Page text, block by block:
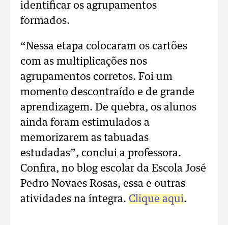
identificar os agrupamentos
formados.
“Nessa etapa colocaram os cartões
com as multiplicações nos
agrupamentos corretos. Foi um
momento descontraído e de grande
aprendizagem. De quebra, os alunos
ainda foram estimulados a
memorizarem as tabuadas
estudadas”, conclui a professora.
Confira, no blog escolar da Escola José
Pedro Novaes Rosas, essa e outras
atividades na íntegra. Clique aqui.